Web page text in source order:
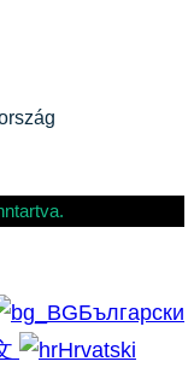
Български
Hrvatski